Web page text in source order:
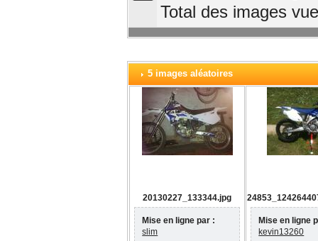
Total des images
5 images aléatoires
20130227_133344.jpg
Mise en ligne par :
slim
Mise en ligne
kevin13260